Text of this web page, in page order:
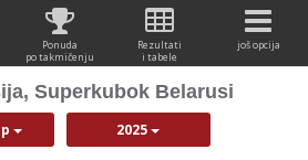
Ponuda
po takmičenju
Rezultati
i tabele
još opcija
Superkubok Belarusi
2025